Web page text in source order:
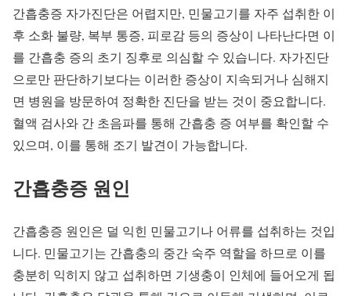
간흡충증 자가진단은 어렵지만, 민물고기를 자주 섭취한 이
후 소화 불량, 복부 통증, 피로감 등의 증상이 나타난다면 이
를 간흡충 증의 초기 징후로 의심할 수 있습니다. 자가진단
으로만 판단하기보다는 이러한 증상이 지속되거나 심해지
면 병원을 방문하여 정확한 진단을 받는 것이 중요합니다.
혈액 검사와 간 초음파를 통해 간흡충 증 여부를 확인할 수
있으며, 이를 통해 조기 발견이 가능합니다.
간흡충증 원인
간흡충증 원인은 덜 익힌 민물고기나 어류를 섭취하는 것입
니다. 민물고기는 간흡충의 중간 숙주 역할을 하므로 이를
충분히 익히지 않고 섭취하면 기생충이 인체에 들어오게 됩